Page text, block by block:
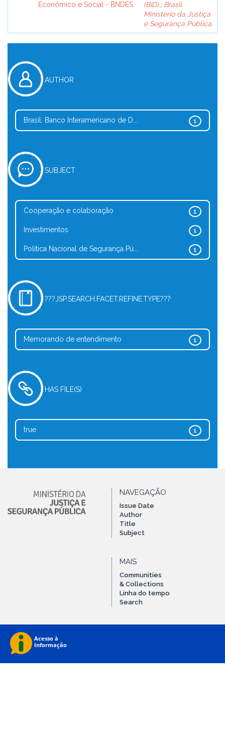
Econômico e Social - BNDES
(BID).; Brasil.
Ministério da Justiça
e Segurança Pública.
AUTHOR
1
Brasil. Banco Interamericano de D...
SUBJECT
1
Cooperação e colaboração
1
Investimentos
1
Política Nacional de Segurança Pú...
???JSP.SEARCH.FACET.REFINE.TYPE???
1
Memorando de entendimento
HAS FILE(S)
1
true
NAVEGAÇÃO
Issue Date
Author
Title
Subject
MAIS
Communities
& Collections
Linha do tempo
Search